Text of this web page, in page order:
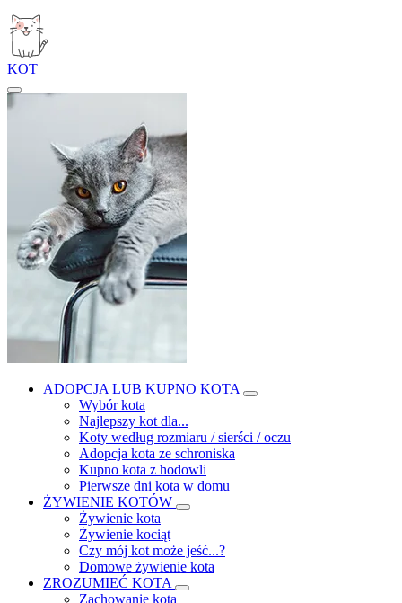
KOT
ADOPCJA LUB KUPNO KOTA
Wybór kota
Najlepszy kot dla...
Koty według rozmiaru / sierści / oczu
Adopcja kota ze schroniska
Kupno kota z hodowli
Pierwsze dni kota w domu
ŻYWIENIE KOTÓW
Żywienie kota
Żywienie kociąt
Czy mój kot może jeść...?
Domowe żywienie kota
ZROZUMIEĆ KOTA
Zachowanie kota